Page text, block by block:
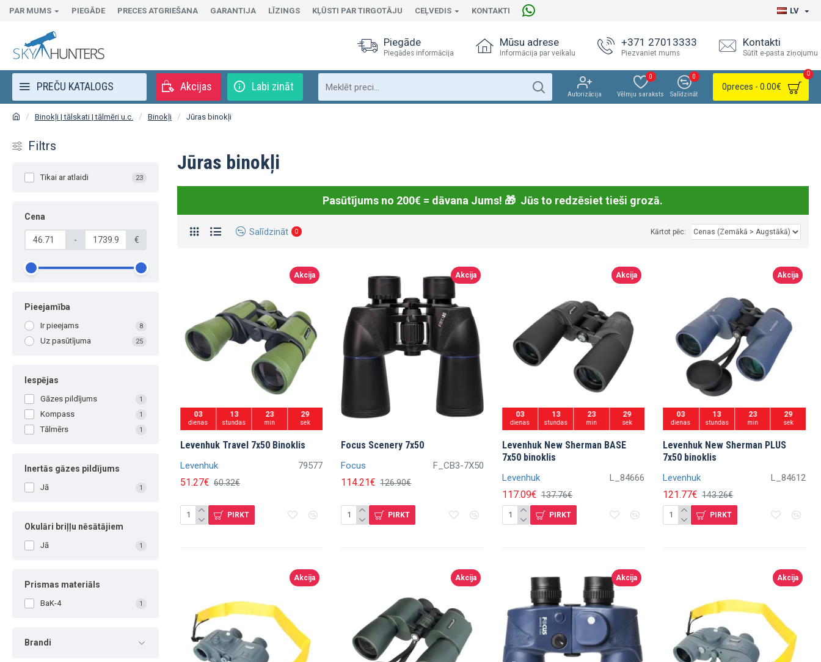
PAR MUMS PIEGĀDE PRECES ATGRIEŠANA GARANTIJA LĪZINGS KĻŪSTI PAR TIRGOTĀJU CEĻVEDIS KONTAKTI LV
Piegāde
Piegādes informācija
Mūsu adrese
Informācija par veikalu
+371 27013333
Piezvaniet mums
Kontakti
Sūtīt e-pasta ziņojumu
PREČU KATALOGS Akcijas Labi zināt
Autorizācija Vēlmju saraksts
0
Salīdzināt
0
0preces - 0.00€
0
Binokļi | tālskati | tālmēri u.c. Binokļi Jūras binokļi
Filtrs
Tikai ar atlaidi 23
Cena
- €
Pieejamība
Ir pieejams 8
Uz pasūtījuma 25
Iespējas
Gāzes pildījums 1
Kompass 1
Tālmērs 1
Inertās gāzes pildījums
Jā 1
Okulāri briļļu nēsātājiem
Jā 1
Prismas materiāls
BaK-4 1
Brandi
Jūras binokļi
Pasūtījums no 200€ = dāvana Jums! 🎁 Jūs to redzēsiet tieši grozā.
Salīdzināt 0 Kārtot pēc:
Akcija
03
dienas
13
stundas
23
min
27
sek
Levenhuk 79577
Levenhuk Travel 7x50 Binoklis
51.27€ 60.32€
PIRKT
Akcija
Focus F_CB3-7X50
Focus Scenery 7x50
114.21€ 126.90€
PIRKT
Akcija
03
dienas
13
stundas
23
min
27
sek
Levenhuk L_84666
Levenhuk New Sherman BASE
7x50 binoklis
117.09€ 137.76€
PIRKT
Akcija
03
dienas
13
stundas
23
min
27
sek
Levenhuk L_84612
Levenhuk New Sherman PLUS
7x50 binoklis
121.77€ 143.26€
PIRKT
Akcija Akcija Akcija Akcija